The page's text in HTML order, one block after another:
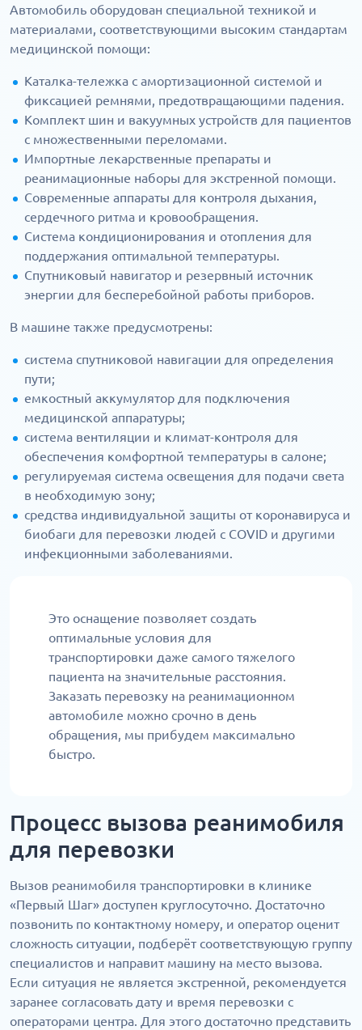
Автомобиль оборудован специальной техникой и
материалами, соответствующими высоким стандартам
медицинской помощи:
Каталка-тележка с амортизационной системой и
фиксацией ремнями, предотвращающими падения.
Комплект шин и вакуумных устройств для пациентов
с множественными переломами.
Импортные лекарственные препараты и
реанимационные наборы для экстренной помощи.
Современные аппараты для контроля дыхания,
сердечного ритма и кровообращения.
Система кондиционирования и отопления для
поддержания оптимальной температуры.
Спутниковый навигатор и резервный источник
энергии для бесперебойной работы приборов.
В машине также предусмотрены:
система спутниковой навигации для определения
пути;
емкостный аккумулятор для подключения
медицинской аппаратуры;
система вентиляции и климат-контроля для
обеспечения комфортной температуры в салоне;
регулируемая система освещения для подачи света
в необходимую зону;
средства индивидуальной защиты от коронавируса и
биобаги для перевозки людей с COVID и другими
инфекционными заболеваниями.
Это оснащение позволяет создать
оптимальные условия для
транспортировки даже самого тяжелого
пациента на значительные расстояния.
Заказать перевозку на реанимационном
автомобиле можно срочно в день
обращения, мы прибудем максимально
быстро.
Процесс вызова реанимобиля
для перевозки
Вызов реанимобиля транспортировки в клинике
«Первый Шаг» доступен круглосуточно. Достаточно
позвонить по контактному номеру, и оператор оценит
сложность ситуации, подберёт соответствующую группу
специалистов и направит машину на место вызова.
Если ситуация не является экстренной, рекомендуется
заранее согласовать дату и время перевозки с
операторами центра. Для этого достаточно представить